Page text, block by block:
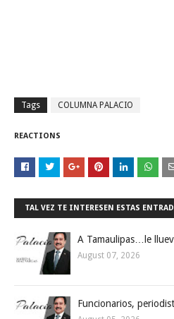
Tags COLUMNA PALACIO
REACTIONS
TAL VEZ TE INTERESEN ESTAS
A Tamaulipas…le
August 07, 2026
Funcionarios,